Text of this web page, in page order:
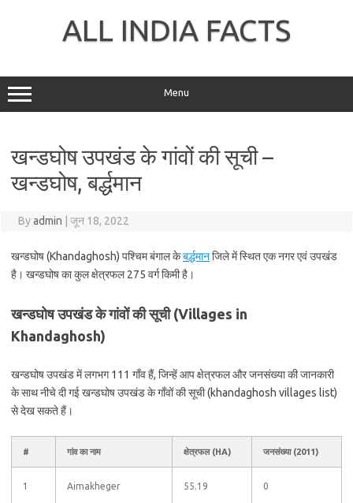
ALL INDIA FACTS
Menu
खन्डघोष उपखंड के गांवों की सूची –
खन्डघोष, बर्द्धमान
Byadmin जून 18, 2022
खन्डघोष (Khandaghosh) पश्चिम बंगाल केबर्द्धमानजिले में स्थित एक नगर एवं उपखंड
है। खन्डघोष का कुल क्षेत्रफल 275 वर्ग किमी है।
खन्डघोष उपखंड के गांवों की सूची (Villages in
Khandaghosh)
खन्डघोष उपखंड में लगभग 111 गाँव हैं, जिन्हें आप क्षेत्रफल और जनसंख्या की जानकारी
के साथ नीचे दी गई खन्डघोष उपखंड के गाँवों की सूची (khandaghosh villages list)
से देख सकते हैं।
# गांव का नाम क्षेत्रफल (HA) जनसंख्या (2011)
1 Aimakheger 55.19 0